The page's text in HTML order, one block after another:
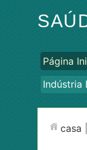
Página
Indústria
casa